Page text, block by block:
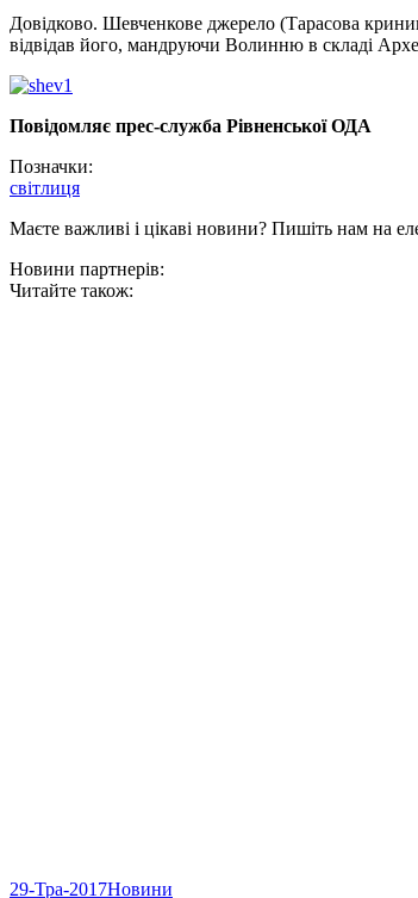
Довідково. Шевченкове джерело (Тарасова
відвідав його, мандруючи Волинню в складі
Повідомляє прес-служба Рівненської ОДА
Позначки:
світлиця
Маєте важливі і цікаві новини? Пишіть нам на
Новини партнерів:
Читайте також:
29-Тра-2017Новини